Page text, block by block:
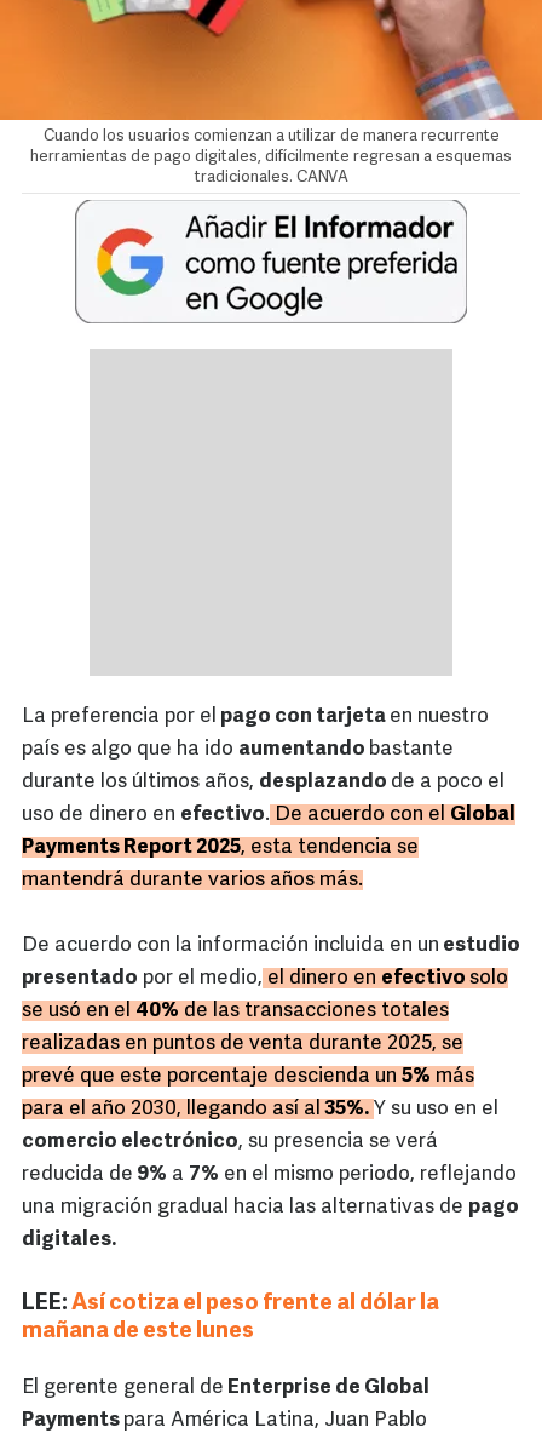
Cuando los usuarios comienzan a utilizar de manera recurrente
herramientas de pago digitales, difícilmente regresan a esquemas
tradicionales. CANVA
La preferencia por el pago con tarjeta en nuestro
país es algo que ha ido aumentando bastante
durante los últimos años, desplazando de a poco el
uso de dinero en efectivo. De acuerdo con el Global
Payments Report 2025, esta tendencia se
mantendrá durante varios años más.
De acuerdo con la información incluida en un estudio
presentado por el medio, el dinero en efectivo solo
se usó en el 40% de las transacciones totales
realizadas en puntos de venta durante 2025, se
prevé que este porcentaje descienda un 5% más
para el año 2030, llegando así al 35%. Y su uso en el
comercio electrónico, su presencia se verá
reducida de 9% a 7% en el mismo periodo, reflejando
una migración gradual hacia las alternativas de pago
digitales.
LEE: Así cotiza el peso frente al dólar la
mañana de este lunes
El gerente general de Enterprise de Global
Payments para América Latina, Juan Pablo